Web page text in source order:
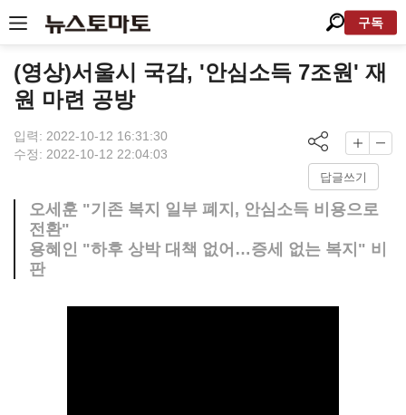
구독
(영상)서울시 국감, '안심소득 7조원' 재
원 마련 공방
입력: 2022-10-12 16:31:30
수정: 2022-10-12 22:04:03
답글쓰기
오세훈 "기존 복지 일부 폐지, 안심소득 비용으로
전환"
용혜인 "하후 상박 대책 없어…증세 없는 복지" 비
판